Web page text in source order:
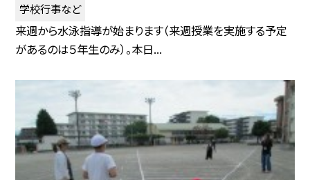
学校行事など
来週から水泳指導が始まります（来週授業を実施する予定
があるのは５年生のみ）。本日...